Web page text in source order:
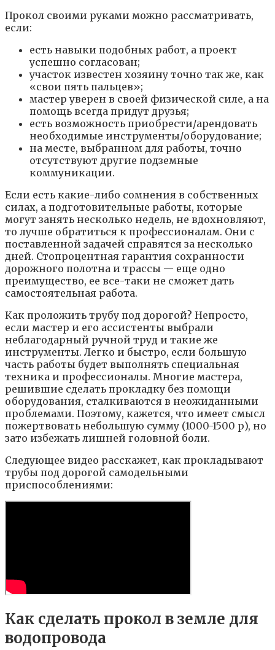
Прокол своими руками можно рассматривать,
если:
есть навыки подобных работ, а проект
успешно согласован;
участок известен хозяину точно так же, как
«свои пять пальцев»;
мастер уверен в своей физической силе, а на
помощь всегда придут друзья;
есть возможность приобрести/арендовать
необходимые инструменты/оборудование;
на месте, выбранном для работы, точно
отсутствуют другие подземные
коммуникации.
Если есть какие-либо сомнения в собственных
силах, а подготовительные работы, которые
могут занять несколько недель, не вдохновляют,
то лучше обратиться к профессионалам. Они с
поставленной задачей справятся за несколько
дней. Стопроцентная гарантия сохранности
дорожного полотна и трассы — еще одно
преимущество, ее все-таки не сможет дать
самостоятельная работа.
Как проложить трубу под дорогой? Непросто,
если мастер и его ассистенты выбрали
неблагодарный ручной труд и такие же
инструменты. Легко и быстро, если большую
часть работы будет выполнять специальная
техника и профессионалы. Многие мастера,
решившие сделать прокладку без помощи
оборудования, сталкиваются в неожиданными
проблемами. Поэтому, кажется, что имеет смысл
пожертвовать небольшую сумму (1000-1500 р), но
зато избежать лишней головной боли.
Следующее видео расскажет, как прокладывают
трубы под дорогой самодельными
приспособлениями:
Как сделать прокол в земле для
водопровода